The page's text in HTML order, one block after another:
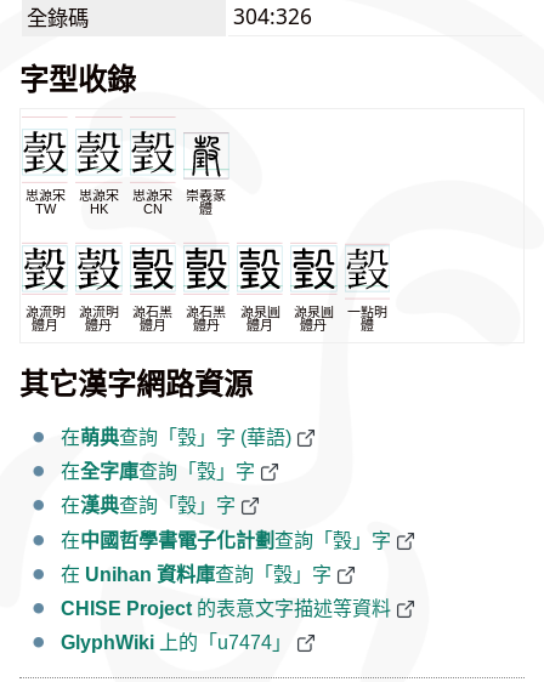
全錄碼
304:326
字型收錄
思源宋
TW
思源宋
HK
思源宋
CN
崇羲篆
體
源流明
體月
源流明
體丹
源石黑
體月
源石黑
體丹
源泉圓
體月
源泉圓
體丹
一點明
體
其它漢字網路資源
在萌典查詢「瑴」字 (華語)
在全字庫查詢「瑴」字
在漢典查詢「瑴」字
在中國哲學書電子化計劃查詢「瑴」字
在 Unihan 資料庫查詢「瑴」字
CHISE Project 的表意文字描述等資料
GlyphWiki 上的「u7474」